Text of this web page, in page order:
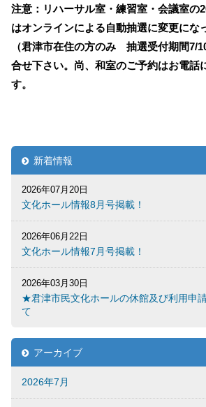
注意：リハーサル室・練習室・会議室の
はオンラインによる自動抽選に変更にな
（君津市在住の方のみ 抽選受付期間7/
合せ下さい。尚、和室のご予約はお電話
す。
新着情報
2026年07月20日
文化ホール情報8月号掲載！
2026年06月22日
文化ホール情報7月号掲載！
2026年03月30日
★君津市民文化ホールの休館及び利用申
て
アーカイブ
2026年7月